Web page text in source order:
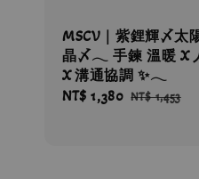
MSCV｜紫鋰輝〆太
晶〆𓂃 手鍊 溫暖 X
X 溝通協調 ✨𓂃
Sale
NT$ 1,380 Regular
NT$ 1,453